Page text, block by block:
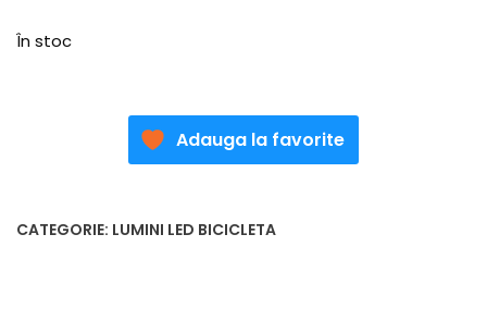
În stoc
Adauga la favorite
CATEGORIE: LUMINI LED BICICLETA